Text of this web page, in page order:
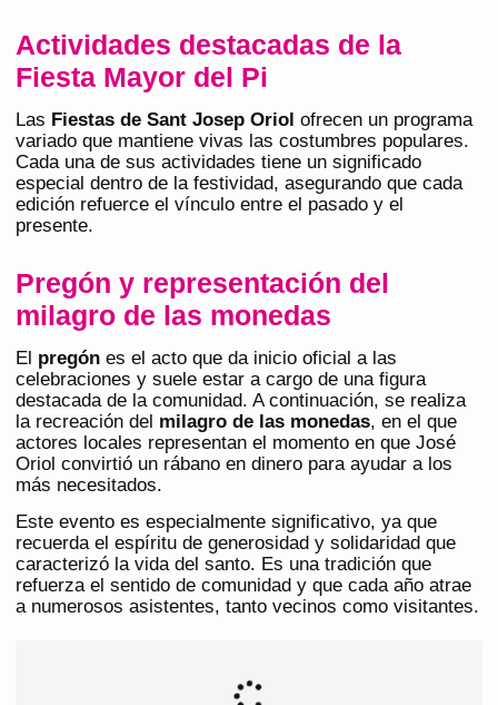
Actividades destacadas de la
Fiesta Mayor del Pi
Las Fiestas de Sant Josep Oriol ofrecen un programa
variado que mantiene vivas las costumbres populares.
Cada una de sus actividades tiene un significado
especial dentro de la festividad, asegurando que cada
edición refuerce el vínculo entre el pasado y el
presente.
Pregón y representación del
milagro de las monedas
El pregón es el acto que da inicio oficial a las
celebraciones y suele estar a cargo de una figura
destacada de la comunidad. A continuación, se realiza
la recreación del milagro de las monedas, en el que
actores locales representan el momento en que José
Oriol convirtió un rábano en dinero para ayudar a los
más necesitados.
Este evento es especialmente significativo, ya que
recuerda el espíritu de generosidad y solidaridad que
caracterizó la vida del santo. Es una tradición que
refuerza el sentido de comunidad y que cada año atrae
a numerosos asistentes, tanto vecinos como visitantes.